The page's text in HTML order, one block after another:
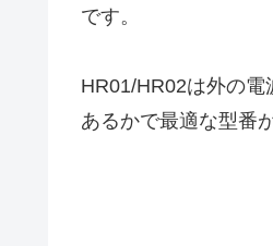
です。
HR01/HR02は外の
あるかで最適な型番